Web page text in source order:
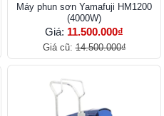
Máy phun sơn Yamafuji HM1200
(4000W)
Giá: 11.500.000₫
Giá cũ:14.500.000₫